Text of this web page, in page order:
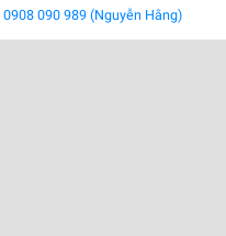
0908 090 989 (Nguyễn Hằng)